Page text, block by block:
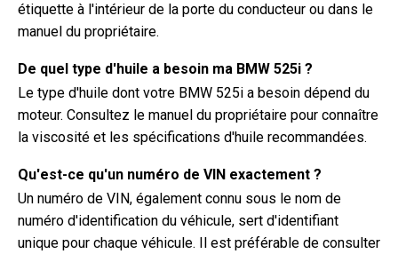
étiquette à l'intérieur de la porte du conducteur ou dans le
manuel du propriétaire.
De quel type d'huile a besoin ma BMW 525i ?
Le type d'huile dont votre BMW 525i a besoin dépend du
moteur. Consultez le manuel du propriétaire pour connaître
la viscosité et les spécifications d'huile recommandées.
Qu'est-ce qu'un numéro de VIN exactement ?
Un numéro de VIN, également connu sous le nom de
numéro d'identification du véhicule, sert d'identifiant
unique pour chaque véhicule. Il est préférable de consulter